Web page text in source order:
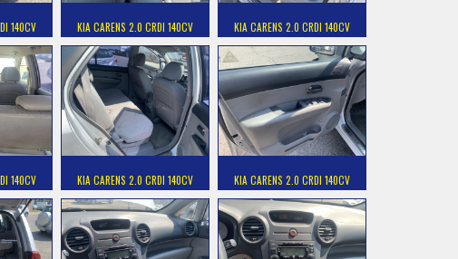
140CV KIA CARENS 2.0 CRDI 140CV KIA CARENS 2.0 CRDI 140CV
140CV KIA CARENS 2.0 CRDI 140CV KIA CARENS 2.0 CRDI 140CV